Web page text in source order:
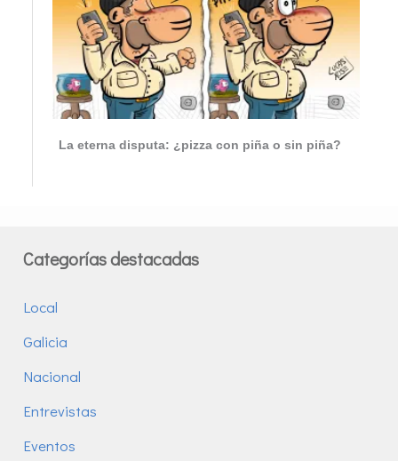
La eterna disputa: ¿pizza con piña o sin piña?
Categorías destacadas
Local
Galicia
Nacional
Entrevistas
Eventos